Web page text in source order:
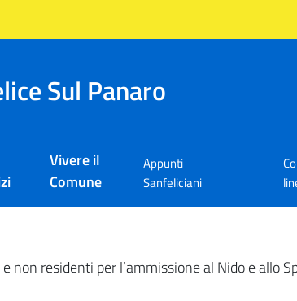
Sul Panaro
Vivere il
Comune
Appunti
Sanfeliciani
residenti per l’ammissione al Nido e allo